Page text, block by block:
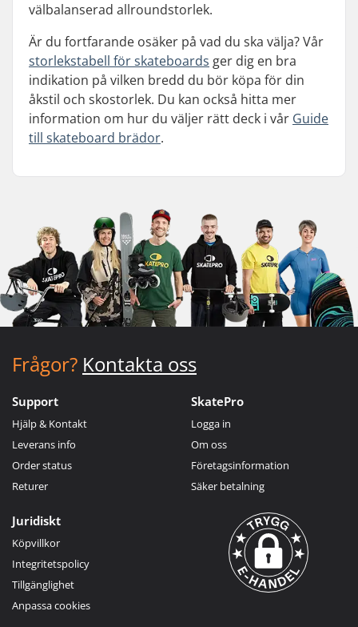
välbalanserad allroundstorlek.
Är du fortfarande osäker på vad du ska välja? Vår
storlekstabell för skateboards ger dig en bra
indikation på vilken bredd du bör köpa för din
åkstil och skostorlek. Du kan också hitta mer
information om hur du väljer rätt deck i vår Guide
till skateboard brädor.
Frågor? Kontakta oss
Support
Hjälp & Kontakt
Leverans info
Order status
Returer
SkatePro
Logga in
Om oss
Företagsinformation
Säker betalning
Juridiskt
Köpvillkor
Integritetspolicy
Tillgänglighet
Anpassa cookies